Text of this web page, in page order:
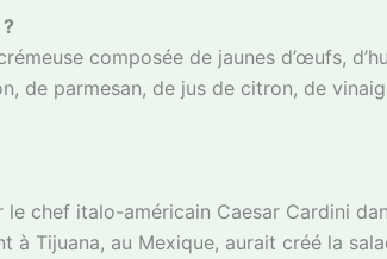
composée de jaunes d’œufs,
de parmesan, de jus de citron, de
chef italo-américain Caesar Cardini
à Tijuana, au Mexique, aurait créé la